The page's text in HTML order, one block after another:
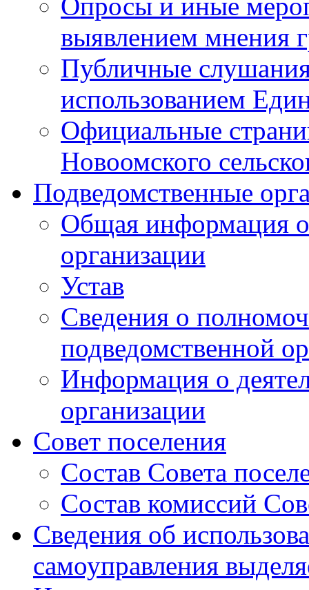
Опросы и иные
выявлением мнения
Публичные
использованием
Официальные
Новоомского
Подведомственные
Общая информация
организации
Устав
Сведения о
подведомственной
Информация о
организации
Совет поселения
Состав Совета
Состав комиссий
Сведения об
самоуправления